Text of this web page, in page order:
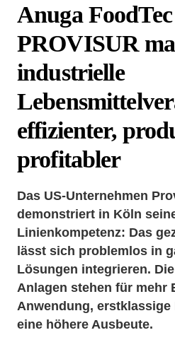
Anuga
PROVISUR
industrielle
effizienter,
profitabler
Das US-Unternehmen
demonstriert in Köln
Linienkompetenz: Das
lässt sich problemlos in
Lösungen integrieren.
Anlagen stehen für mehr
Anwendung,
eine höhere Ausbeute.